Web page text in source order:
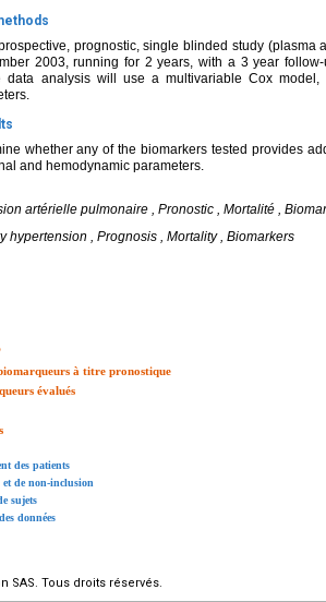
prognostic, single blinded study (plasma
2003, running for 2 years, with a 3 year
data analysis will use a multivariable Cox
whether any of the biomarkers tested provides
and hemodynamic parameters.
artérielle pulmonaire , Pronostic , Mortalité ,
hypertension , Prognosis , Mortality , Biomarkers
à titre pronostique
évalués
des patients
de non-inclusion
sujets
données
SAS. Tous droits réservés.